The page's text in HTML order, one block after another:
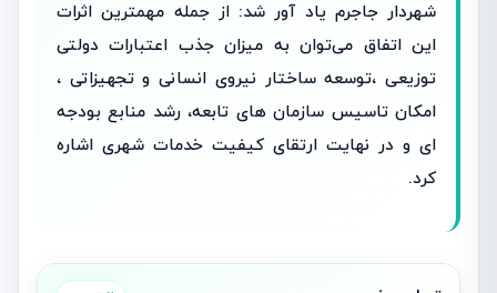
شهردار جاجرم یاد آور شد: از جمله مهمترین اثرات
این اتفاق می‌توان به میزان جذب اعتبارات دولتی
توزیعی ،توسعه ساختار نیروی انسانی و تجهیزاتی ،
امکان تاسیس سازمان های تابعه، رشد منابع بودجه
ای و در نهایت ارتقای کیفیت خدمات شهری اشاره
کرد.